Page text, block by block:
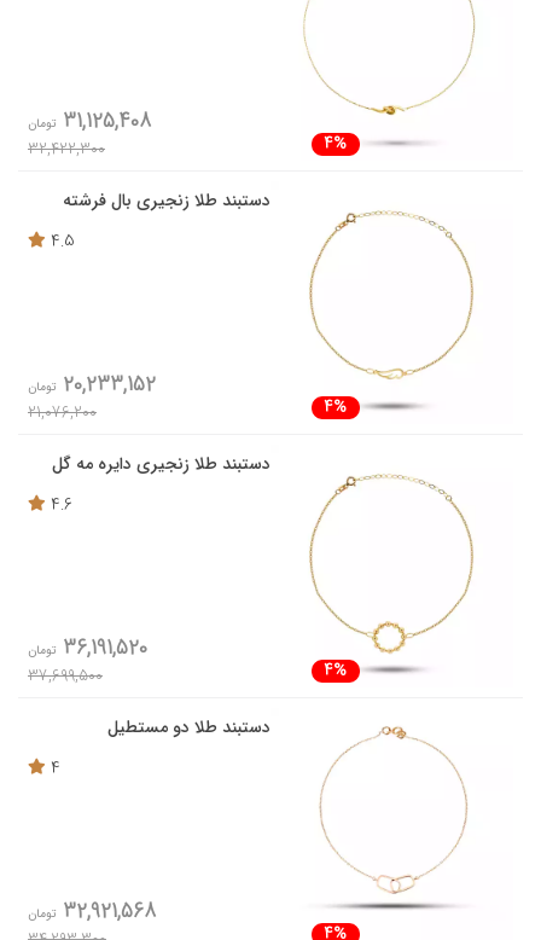
4%
31,125,408 تومان
32,422,300
دستبند طلا زنجیری بال فرشته
4.5
4%
20,233,152 تومان
21,076,200
دستبند طلا زنجیری دایره مه گل
4.6
4%
36,191,520 تومان
37,699,500
دستبند طلا دو مستطیل
4
4%
32,921,568 تومان